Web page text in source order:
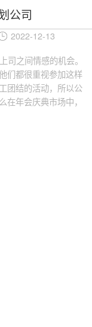
公司
2022-12-13
司之间情感的机会。
们都很重视参加这样
团结的活动，所以公
年会庆典市场中，